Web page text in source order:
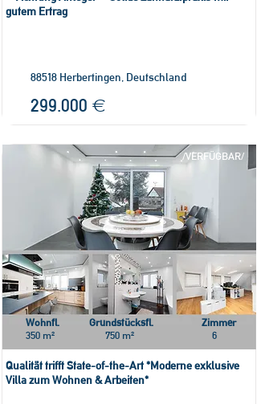
gutem Ertrag
88518 Herbertingen, Deutschland
299.000 €
/VERFÜGBAR/
Wohnfl.
350 m²
Grundstücksfl.
750 m²
Zimmer
6
Qualität trifft State-of-the-Art *Moderne exklusive
Villa zum Wohnen & Arbeiten*